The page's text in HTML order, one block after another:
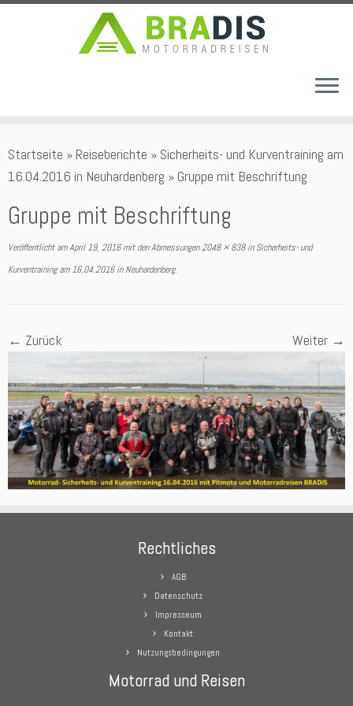
Inhalt
springen
Startseite » Reiseberichte » Sicherheits- und Kurventraining am
16.04.2016 in Neuhardenberg » Gruppe mit Beschriftung
Gruppe mit Beschriftung
Veröffentlicht amApril 19, 2016mit den Abmessungen2048 × 838inSicherheits- und
Kurventraining am 16.04.2016 in Neuhardenberg.
← Zurück Weiter →
Rechtliches
AGB
Datenschutz
Impresseum
Kontakt
Nutzungsbedingungen
Motorrad und Reisen